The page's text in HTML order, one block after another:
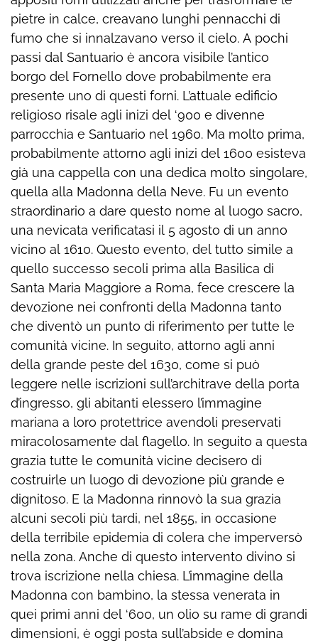
pietre in calce, creavano lunghi pennacchi di
fumo che si innalzavano verso il cielo. A pochi
passi dal Santuario è ancora visibile l’antico
borgo del Fornello dove probabilmente era
presente uno di questi forni. L’attuale edificio
religioso risale agli inizi del ‘900 e divenne
parrocchia e Santuario nel 1960. Ma molto prima,
probabilmente attorno agli inizi del 1600 esisteva
già una cappella con una dedica molto singolare,
quella alla Madonna della Neve. Fu un evento
straordinario a dare questo nome al luogo sacro,
una nevicata verificatasi il 5 agosto di un anno
vicino al 1610. Questo evento, del tutto simile a
quello successo secoli prima alla Basilica di
Santa Maria Maggiore a Roma, fece crescere la
devozione nei confronti della Madonna tanto
che diventò un punto di riferimento per tutte le
comunità vicine. In seguito, attorno agli anni
della grande peste del 1630, come si può
leggere nelle iscrizioni sull’architrave della porta
d’ingresso, gli abitanti elessero l’immagine
mariana a loro protettrice avendoli preservati
miracolosamente dal flagello. In seguito a questa
grazia tutte le comunità vicine decisero di
costruirle un luogo di devozione più grande e
dignitoso. E la Madonna rinnovò la sua grazia
alcuni secoli più tardi, nel 1855, in occasione
della terribile epidemia di colera che imperversò
nella zona. Anche di questo intervento divino si
trova iscrizione nella chiesa. L’immagine della
Madonna con bambino, la stessa venerata in
quei primi anni del ‘600, un olio su rame di grandi
dimensioni, è oggi posta sull’abside e domina